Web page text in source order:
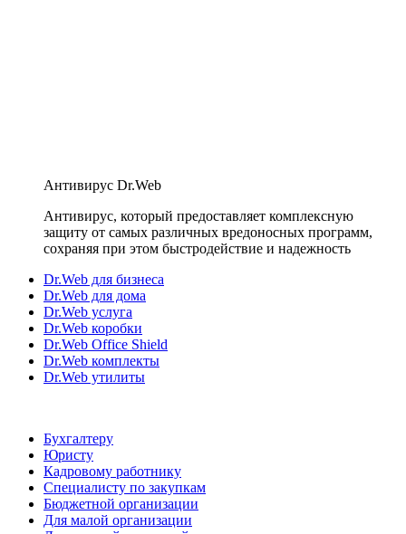
Антивирус Dr.Web
Антивирус, который предоставляет комплексную
защиту от самых различных вредоносных программ,
сохраняя при этом быстродействие и надежность
Dr.Web для бизнеса
Dr.Web для дома
Dr.Web услуга
Dr.Web коробки
Dr.Web Office Shield
Dr.Web комплекты
Dr.Web утилиты
Бухгалтеру
Юристу
Кадровому работнику
Специалисту по закупкам
Бюджетной организации
Для малой организации